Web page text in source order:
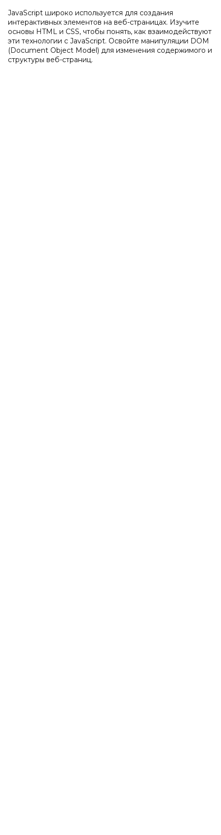
JavaScript широко используется для создания
интерактивных элементов на веб-страницах. Изучите
основы HTML и CSS, чтобы понять, как взаимодействуют
эти технологии с JavaScript. Освойте манипуляции DOM
(Document Object Model) для изменения содержимого и
структуры веб-страниц.